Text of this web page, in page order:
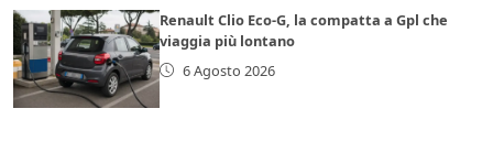
Renault Clio Eco-G, la compatta a Gpl che
viaggia più lontano
6 Agosto 2026